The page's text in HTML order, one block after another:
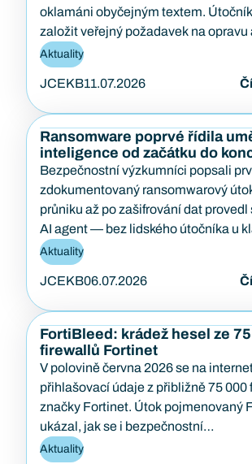
oklamáni obyčejným textem.
založit veřejný požadavek na opravu
až…
Aktuality
JCEKB11.07.2026
Ransomware poprvé řídila
inteligence od začátku do
Bezpečnostní výzkumníci popsali
zdokumentovaný ransomwarový
průniku až po zašifrování dat
AI agent — bez lidského útočníka u
Případ…
Aktuality
JCEKB06.07.2026
FortiBleed: krádež hesel ze
firewallů Fortinet
V polovině června 2026 se na
přihlašovací údaje z přibližně 75 000
značky Fortinet. Útok pojmenovaný
ukázal, jak se i bezpečnostní…
Aktuality